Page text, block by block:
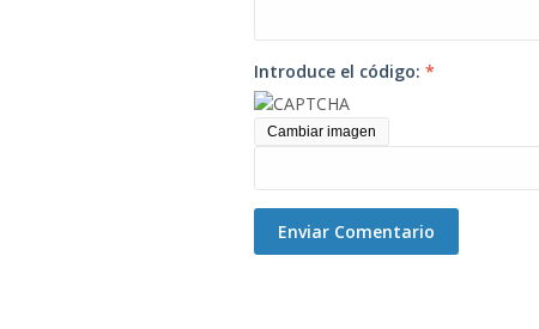
Introduce el código: *
Cambiar imagen
Enviar Comentario